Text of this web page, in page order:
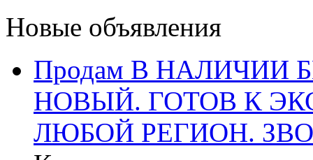
Новые объявления
Продам В НАЛИЧИИ
НОВЫЙ. ГОТОВ К
ЛЮБОЙ РЕГИОН.